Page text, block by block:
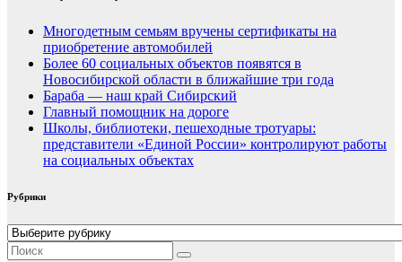
Многодетным семьям вручены сертификаты на
приобретение автомобилей
Более 60 социальных объектов появятся в
Новосибирской области в ближайшие три года
Бараба — наш край Сибирский
Главный помощник на дороге
Школы, библиотеки, пешеходные тротуары:
представители «Единой России» контролируют работы
на социальных объектах
Рубрики
Рубрики